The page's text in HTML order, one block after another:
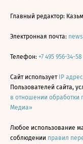
Главный редактор:
Электронная почта:
Телефон: +7 495 956-34-58
Сайт использует IP
Пользователей сайта,
в отношении обработки
Медиа»
Любое использование
соблюдении правил